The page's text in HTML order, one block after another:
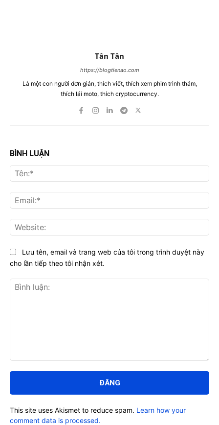
Tân Tân
https://blogtienao.com
Là một con người đơn giản, thích viết, thích xem phim trinh thám,
thích lái moto, thích cryptocurrency.
BÌNH LUẬN
luận:
Lưu tên, email và trang web của tôi trong trình duyệt này
cho lần tiếp theo tôi nhận xét.
This site uses Akismet to reduce spam. Learn how your
comment data is processed.